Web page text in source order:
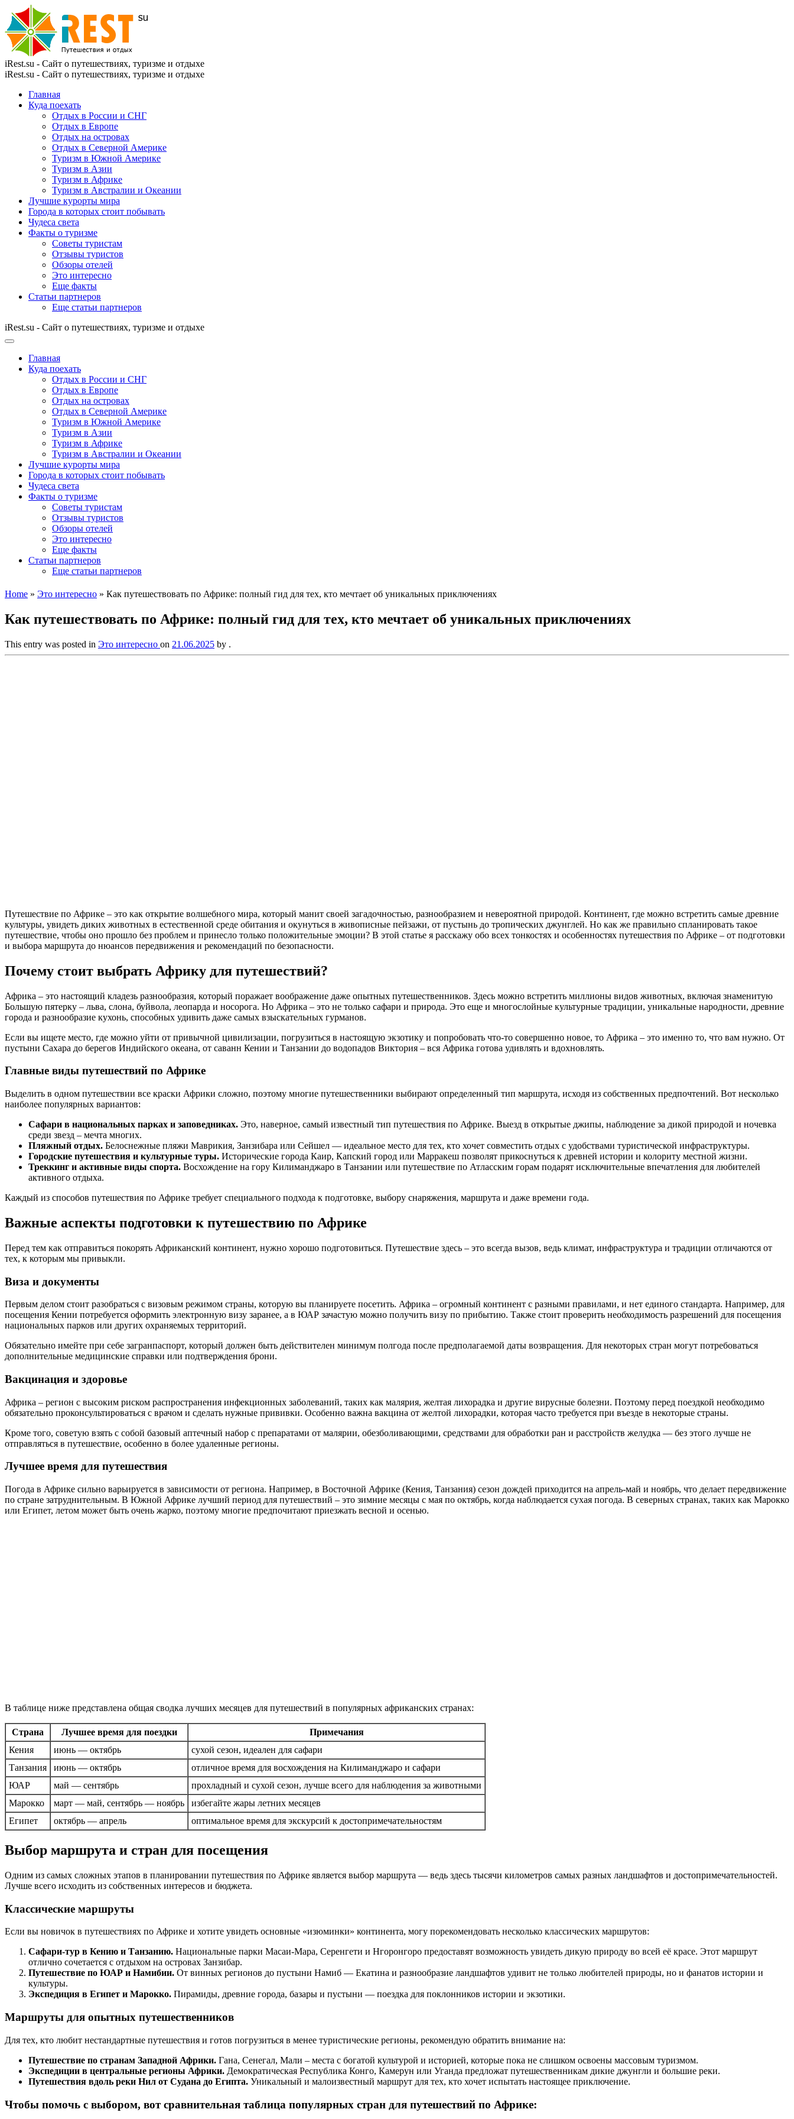
iRest.su - Сайт о путешествиях, туризме и отдыхе
iRest.su - Сайт о путешествиях, туризме и отдыхе
Главная
Куда поехать
Отдых в России и СНГ
Отдых в Европе
Отдых на островах
Отдых в Северной Америке
Туризм в Южной Америке
Туризм в Азии
Туризм в Африке
Туризм в Австралии и Океании
Лучшие курорты мира
Города в которых стоит побывать
Чудеса света
Факты о туризме
Советы туристам
Отзывы туристов
Обзоры отелей
Это интересно
Еще факты
Статьи партнеров
Еще статьи партнеров
iRest.su - Сайт о путешествиях, туризме и отдыхе
Главная
Куда поехать
Отдых в России и СНГ
Отдых в Европе
Отдых на островах
Отдых в Северной Америке
Туризм в Южной Америке
Туризм в Азии
Туризм в Африке
Туризм в Австралии и Океании
Лучшие курорты мира
Города в которых стоит побывать
Чудеса света
Факты о туризме
Советы туристам
Отзывы туристов
Обзоры отелей
Это интересно
Еще факты
Статьи партнеров
Еще статьи партнеров
Home » Это интересно » Как путешествовать по Африке: полный гид для тех, кто мечтает об уникальных приключениях
Как путешествовать по Африке: полный гид для тех, кто мечтает об уникальных приключениях
This entry was posted in Это интересно on 21.06.2025 by .
Путешествие по Африке – это как открытие волшебного мира, который манит своей загадочностью, разнообразием и невероятной природой. Континент, где можно встретить самые древние
культуры, увидеть диких животных в естественной среде обитания и окунуться в живописные пейзажи, от пустынь до тропических джунглей. Но как же правильно спланировать такое
путешествие, чтобы оно прошло без проблем и принесло только положительные эмоции? В этой статье я расскажу обо всех тонкостях и особенностях путешествия по Африке – от подготовки
и выбора маршрута до нюансов передвижения и рекомендаций по безопасности.
Почему стоит выбрать Африку для путешествий?
Африка – это настоящий кладезь разнообразия, который поражает воображение даже опытных путешественников. Здесь можно встретить миллионы видов животных, включая знаменитую
Большую пятерку – льва, слона, буйвола, леопарда и носорога. Но Африка – это не только сафари и природа. Это еще и многослойные культурные традиции, уникальные народности, древние
города и разнообразие кухонь, способных удивить даже самых взыскательных гурманов.
Если вы ищете место, где можно уйти от привычной цивилизации, погрузиться в настоящую экзотику и попробовать что-то совершенно новое, то Африка – это именно то, что вам нужно. От
пустыни Сахара до берегов Индийского океана, от саванн Кении и Танзании до водопадов Виктория – вся Африка готова удивлять и вдохновлять.
Главные виды путешествий по Африке
Выделить в одном путешествии все краски Африки сложно, поэтому многие путешественники выбирают определенный тип маршрута, исходя из собственных предпочтений. Вот несколько
наиболее популярных вариантов:
Сафари в национальных парках и заповедниках. Это, наверное, самый известный тип путешествия по Африке. Выезд в открытые джипы, наблюдение за дикой природой и ночевка
среди звезд – мечта многих.
Пляжный отдых. Белоснежные пляжи Маврикия, Занзибара или Сейшел — идеальное место для тех, кто хочет совместить отдых с удобствами туристической инфраструктуры.
Городские путешествия и культурные туры. Исторические города Каир, Капский город или Марракеш позволят прикоснуться к древней истории и колориту местной жизни.
Треккинг и активные виды спорта. Восхождение на гору Килиманджаро в Танзании или путешествие по Атласским горам подарят исключительные впечатления для любителей
активного отдыха.
Каждый из способов путешествия по Африке требует специального подхода к подготовке, выбору снаряжения, маршрута и даже времени года.
Важные аспекты подготовки к путешествию по Африке
Перед тем как отправиться покорять Африканский континент, нужно хорошо подготовиться. Путешествие здесь – это всегда вызов, ведь климат, инфраструктура и традиции отличаются от
тех, к которым мы привыкли.
Виза и документы
Первым делом стоит разобраться с визовым режимом страны, которую вы планируете посетить. Африка – огромный континент с разными правилами, и нет единого стандарта. Например, для
посещения Кении потребуется оформить электронную визу заранее, а в ЮАР зачастую можно получить визу по прибытию. Также стоит проверить необходимость разрешений для посещения
национальных парков или других охраняемых территорий.
Обязательно имейте при себе загранпаспорт, который должен быть действителен минимум полгода после предполагаемой даты возвращения. Для некоторых стран могут потребоваться
дополнительные медицинские справки или подтверждения брони.
Вакцинация и здоровье
Африка – регион с высоким риском распространения инфекционных заболеваний, таких как малярия, желтая лихорадка и другие вирусные болезни. Поэтому перед поездкой необходимо
обязательно проконсультироваться с врачом и сделать нужные прививки. Особенно важна вакцина от желтой лихорадки, которая часто требуется при въезде в некоторые страны.
Кроме того, советую взять с собой базовый аптечный набор с препаратами от малярии, обезболивающими, средствами для обработки ран и расстройств желудка — без этого лучше не
отправляться в путешествие, особенно в более удаленные регионы.
Лучшее время для путешествия
Погода в Африке сильно варьируется в зависимости от региона. Например, в Восточной Африке (Кения, Танзания) сезон дождей приходится на апрель-май и ноябрь, что делает передвижение
по стране затруднительным. В Южной Африке лучший период для путешествий – это зимние месяцы с мая по октябрь, когда наблюдается сухая погода. В северных странах, таких как Марокко
или Египет, летом может быть очень жарко, поэтому многие предпочитают приезжать весной и осенью.
В таблице ниже представлена общая сводка лучших месяцев для путешествий в популярных африканских странах:
Страна Лучшее время для поездки
Примечания
Кения
июнь — октябрь
сухой сезон, идеален для сафари
Танзания
июнь — октябрь
отличное время для восхождения на Килиманджаро и сафари
ЮАР
май — сентябрь
прохладный и сухой сезон, лучше всего для наблюдения за животными
Марокко
март — май, сентябрь — ноябрь
избегайте жары летних месяцев
Египет
октябрь — апрель оптимальное время для экскурсий к достопримечательностям
Выбор маршрута и стран для посещения
Одним из самых сложных этапов в планировании путешествия по Африке является выбор маршрута — ведь здесь тысячи километров самых разных ландшафтов и достопримечательностей.
Лучше всего исходить из собственных интересов и бюджета.
Классические маршруты
Если вы новичок в путешествиях по Африке и хотите увидеть основные «изюминки» континента, могу порекомендовать несколько классических маршрутов:
Сафари-тур в Кению и Танзанию. Национальные парки Масаи-Мара, Серенгети и Нгоронгоро предоставят возможность увидеть дикую природу во всей её красе. Этот маршрут
отлично сочетается с отдыхом на островах Занзибар.
Путешествие по ЮАР и Намибии. От винных регионов до пустыни Намиб — Екатина и разнообразие ландшафтов удивит не только любителей природы, но и фанатов истории и
культуры.
Экспедиция в Египет и Марокко. Пирамиды, древние города, базары и пустыни — поездка для поклонников истории и экзотики.
Маршруты для опытных путешественников
Для тех, кто любит нестандартные путешествия и готов погрузиться в менее туристические регионы, рекомендую обратить внимание на:
Путешествие по странам Западной Африки. Гана, Сенегал, Мали – места с богатой культурой и историей, которые пока не слишком освоены массовым туризмом.
Экспедиции в центральные регионы Африки. Демократическая Республика Конго, Камерун или Уганда предложат путешественникам дикие джунгли и большие реки.
Путешествия вдоль реки Нил от Судана до Египта. Уникальный и малоизвестный маршрут для тех, кто хочет испытать настоящее приключение.
Чтобы помочь с выбором, вот сравнительная таблица популярных стран для путешествий по Африке: